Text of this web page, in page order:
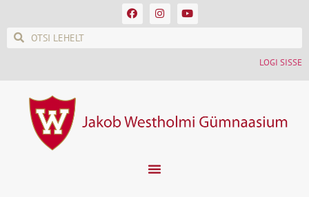
LOGI SISSE